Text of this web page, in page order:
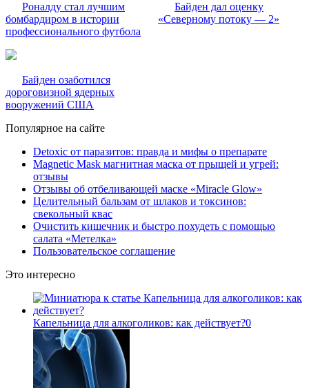
Роналду стал лучшим
бомбардиром в истории
профессионального футбола
Байден дал оценку
«Северному потоку — 2»
Байден озаботился
дороговизной ядерных
вооружений США
Популярное на сайте
Detoxic от паразитов: правда и мифы о препарате
Magnetic Mask магнитная маска от прыщей и угрей:
отзывы
Отзывы об отбеливающей маске «Miracle Glow»
Целительный бальзам от шлаков и токсинов:
свекольный квас
Очистить кишечник и быстро похудеть с помощью
салата «Метелка»
Пользовательское соглашение
Это интересно
Капельница для алкоголиков: как действует?0